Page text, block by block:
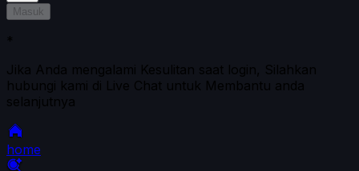
Masuk
*
Jika Anda mengalami Kesulitan saat login, Silahkan
hubungi kami di Live Chat untuk Membantu anda
selanjutnya
home